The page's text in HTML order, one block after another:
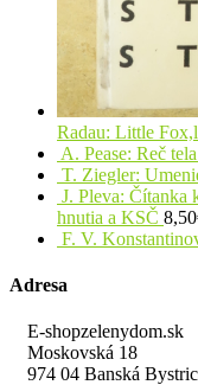
Radau: Little
A. Pease: Reč tela
T. Ziegler:
J. Pleva: Čítanka
hnutia a KSČ 8,50
F. V.
Adresa
E-shopzelenydom.sk
Moskovská 18
974 04 Banská